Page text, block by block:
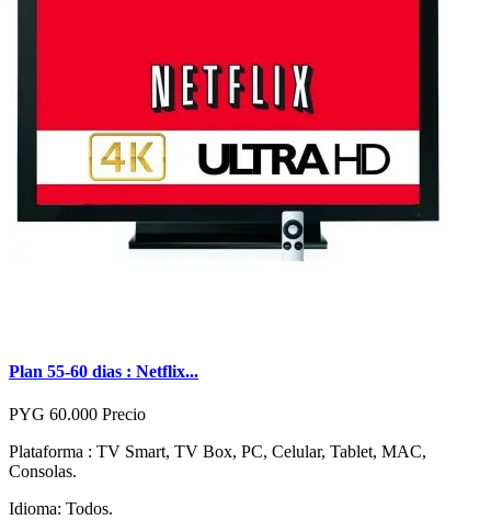
Plan 55-60 dias : Netflix...
PYG 60.000 Precio
Plataforma : TV Smart, TV Box, PC, Celular, Tablet, MAC,
Consolas.
Idioma: Todos.